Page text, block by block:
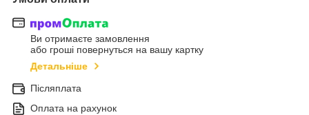
Ви отримаєте замовлення
або гроші повернуться на вашу картку
Детальніше
Післяплата
Оплата на рахунок